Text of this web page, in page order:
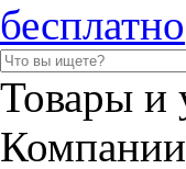
бесплатно
Товары и
Компании